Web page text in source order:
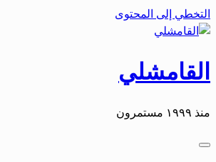
التخطي إلى المحتوى
القامشلي
منذ ١٩٩٩ مستمرون